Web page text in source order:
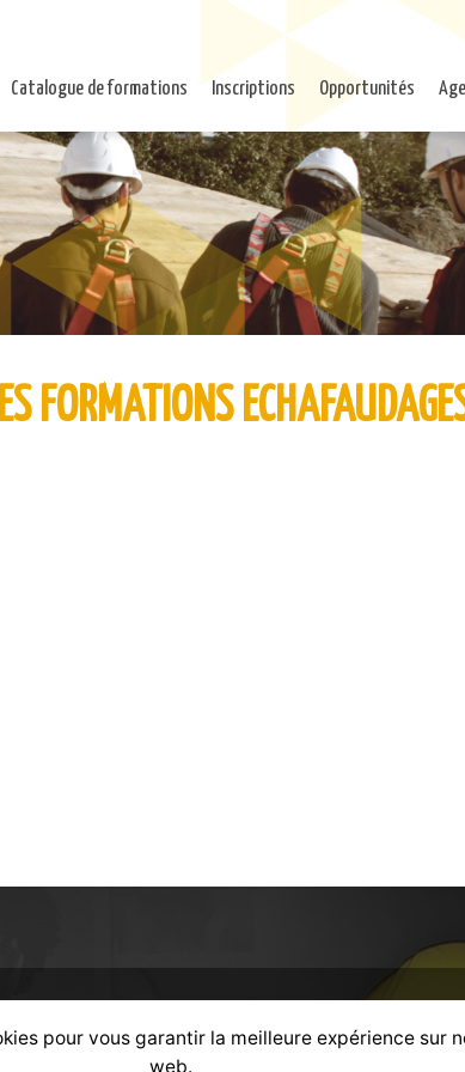
Catalogue de formations Inscriptions Opportunités
FORMATIONS
pour vous garantir la meilleure expérience sur
web.